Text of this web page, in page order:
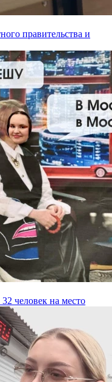
правительства и
человек на место